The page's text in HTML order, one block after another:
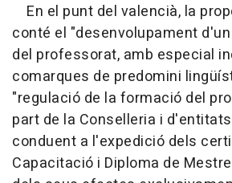
En el punt del valencià, la
conté el "desenvolupament
del professorat, amb especial
comarques de predomini
"regulació de la formació del
part de la Conselleria i
conduent a l'expedició dels
Capacitació i Diploma de